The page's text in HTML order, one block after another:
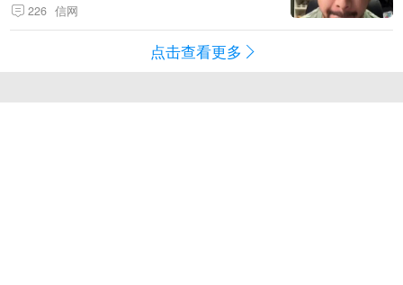
226 信网
点击查看更多